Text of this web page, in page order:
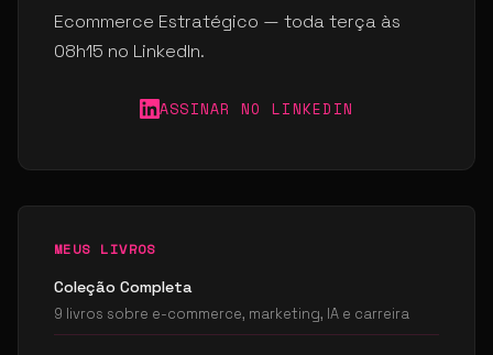
Ecommerce Estratégico — toda terça às
08h15 no LinkedIn.
ASSINAR NO LINKEDIN
MEUS LIVROS
Coleção Completa
9 livros sobre e-commerce, marketing, IA e carreira